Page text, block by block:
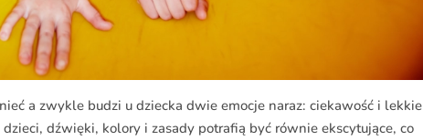
a zwykle budzi u dziecka dwie emocje naraz: ciekawość i lekkie
dźwięki, kolory i zasady potrafią być równie ekscytujące, co